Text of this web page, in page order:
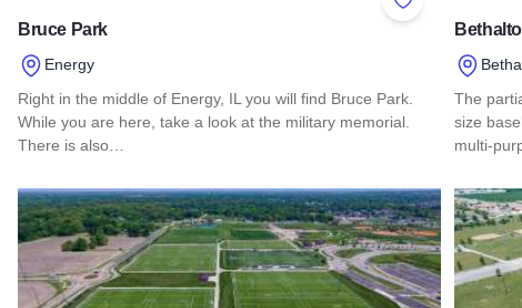
Add to Favorites
Bruce Park
Energy
Right in the middle of Energy, IL you will find Bruce Park.
While you are here, take a look at the military memorial.
There is also…
Read more about Bruce Park
The
size
multi-
Read